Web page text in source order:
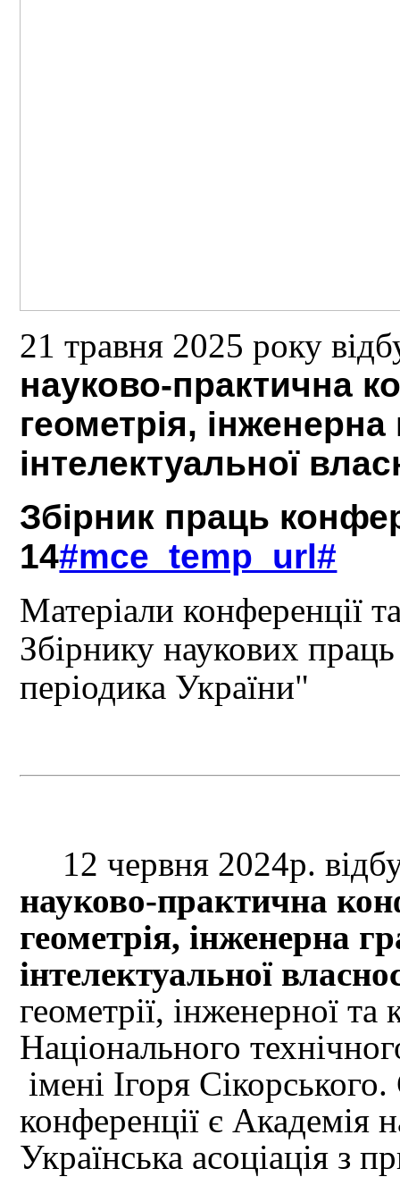
21 травня 2025 року
науково-практична
геометрія, інженерна
інтелектуальної
Збірник праць
14#mce_temp_url#
Матеріали конференції
Збірнику наукових
періодика України"
12 червня 2024р.
науково-практична
геометрія, інженерна
інтелектуальної
геометрії, інженерної
Національного
імені Ігоря
конференції є Академія
Українська асоціація з